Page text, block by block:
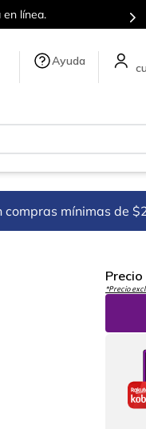
línea.
Ayuda
compras mínimas de
*Precio